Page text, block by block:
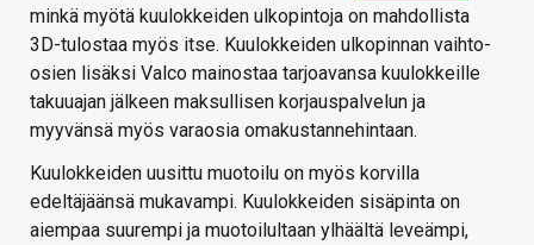
minkä myötä kuulokkeiden ulkopintoja on mahdollista
3D-tulostaa myös itse. Kuulokkeiden ulkopinnan vaihto-
osien lisäksi Valco mainostaa tarjoavansa kuulokkeille
takuuajan jälkeen maksullisen korjauspalvelun ja
myyvänsä myös varaosia omakustannehintaan.
Kuulokkeiden uusittu muotoilu on myös korvilla
edeltäjäänsä mukavampi. Kuulokkeiden sisäpinta on
aiempaa suurempi ja muotoilultaan ylhäältä leveämpi,